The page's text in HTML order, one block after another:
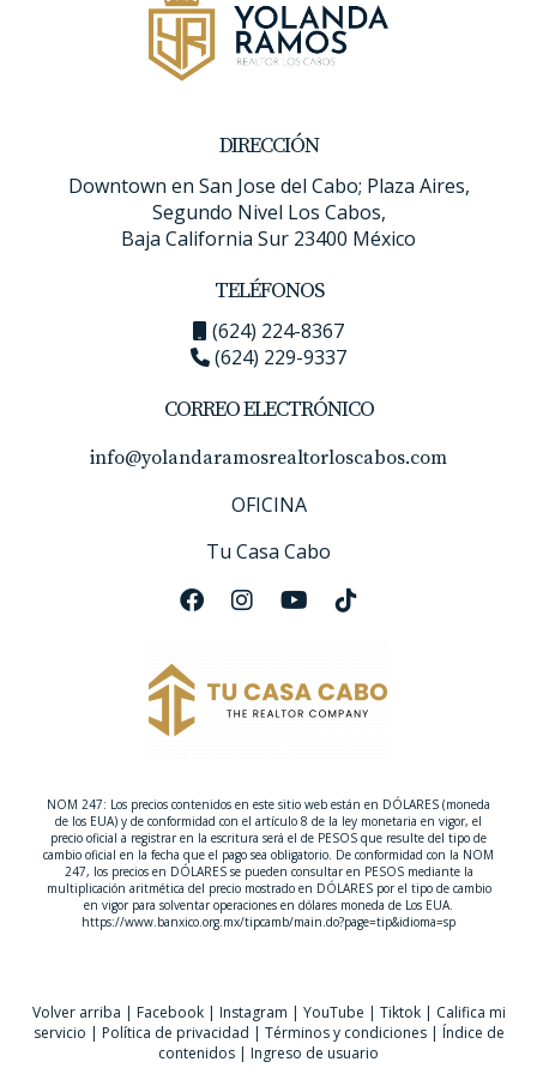
propiedad?
Sí, existen ciertas deducciones disponibles
recomendable consultar con un experto fiscal para
¿Qué pasa si tengo adeudos pendientes?
cierre para evitar complicaciones en la venta;
asegúrate de estar al día con tus pagos.
vender mi casa?
Considera trabajar con un agente inmobiliario
un mejor precio y asesoría sobre deducciones
fiscales posibles. Si tienes más preguntas o necesitas
asistencia personalizada en la venta de tu
propiedad, ¡no dudes en contactar a Yolanda
DIRECCIÓN
Downtown en San Jose del Cabo; Plaza Aires,
Segundo Nivel Los Cabos,
Baja California Sur 23400 México
TELÉFONOS
(624) 224-8367
(624) 229-9337
CORREO ELECTRÓNICO
info@yolandaramosrealtorloscabos.com
OFICINA
Tu Casa Cabo
NOM 247: Los precios contenidos en este sitio web están en DÓLARES (moneda
de los EUA) y de conformidad con el artículo 8 de la ley monetaria en vigor, el
precio oficial a registrar en la escritura será el de PESOS que resulte del tipo de
cambio oficial en la fecha que el pago sea obligatorio. De conformidad con la NOM
247, los precios en DÓLARES se pueden consultar en PESOS mediante la
multiplicación aritmética del precio mostrado en DÓLARES por el tipo de cambio
en vigor para solventar operaciones en dólares moneda de Los EUA.
https://www.banxico.org.mx/tipcamb/main.do?page=tip&idioma=sp
Volver arriba | Facebook| Instagram | YouTube | Tiktok| Califica mi
servicio | Política de privacidad | Términos y condiciones| Índice de
contenidos | Ingreso de usuario